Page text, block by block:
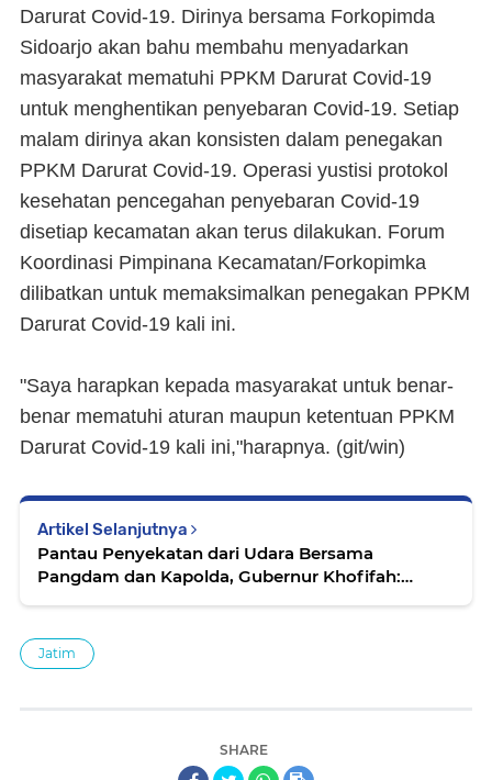
Darurat Covid-19. Dirinya bersama Forkopimda
Sidoarjo akan bahu membahu menyadarkan
masyarakat mematuhi PPKM Darurat Covid-19
untuk menghentikan penyebaran Covid-19. Setiap
malam dirinya akan konsisten dalam penegakan
PPKM Darurat Covid-19. Operasi yustisi protokol
kesehatan pencegahan penyebaran Covid-19
disetiap kecamatan akan terus dilakukan. Forum
Koordinasi Pimpinana Kecamatan/Forkopimka
dilibatkan untuk memaksimalkan penegakan PPKM
Darurat Covid-19 kali ini.
"Saya harapkan kepada masyarakat untuk benar-
benar mematuhi aturan maupun ketentuan PPKM
Darurat Covid-19 kali ini,"harapnya. (git/win)
Artikel Selanjutnya
Pantau Penyekatan dari Udara Bersama
Pangdam dan Kapolda, Gubernur Khofifah:
Jatim
SHARE